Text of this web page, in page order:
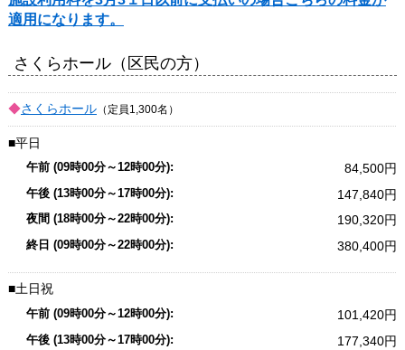
適用になります。
さくらホール（区民の方）
さくらホール（定員1,300名）
平日
84,500
147,840
190,320
380,400
土日祝
101,420
177,340